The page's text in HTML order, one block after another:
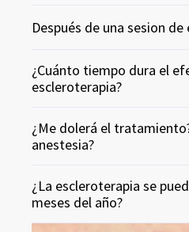
Después de una sesion
¿Cuánto tiempo dura el
escleroterapia?
¿Me dolerá el
anestesia?
¿La escleroterapia se
meses del año?